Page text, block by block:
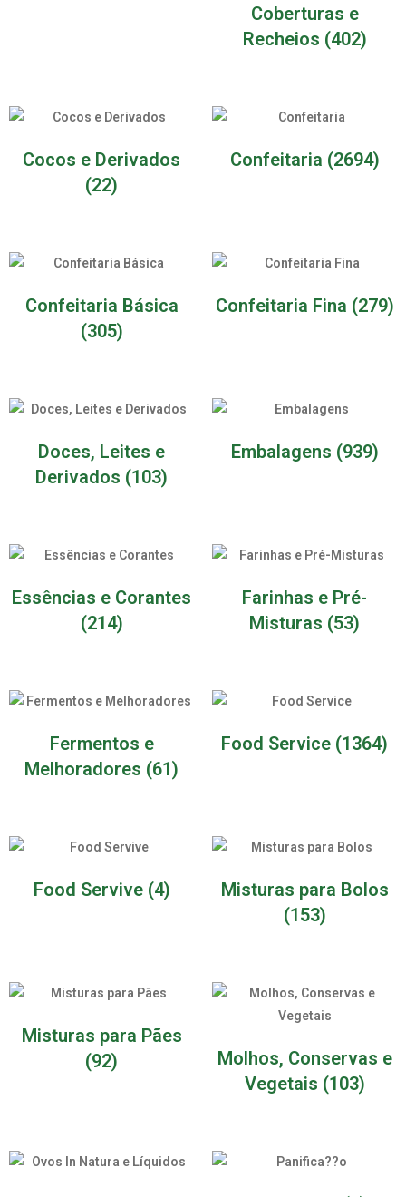
Coberturas e
Recheios (402)
Cocos e Derivados
(22)
Confeitaria (2694)
Confeitaria Básica
(305)
Confeitaria Fina (279)
Doces, Leites e
Derivados (103)
Embalagens (939)
Essências e Corantes
(214)
Farinhas e Pré-
Misturas (53)
Fermentos e
Melhoradores (61)
Food Service (1364)
Food Servive (4)
Misturas para Bolos
(153)
Misturas para Pães
(92)
Molhos, Conservas e
Vegetais (103)